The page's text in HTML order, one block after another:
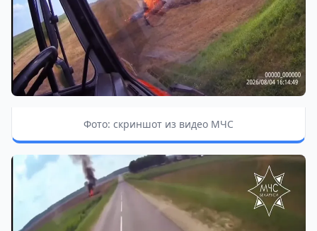
Фото: скриншот из видео МЧС